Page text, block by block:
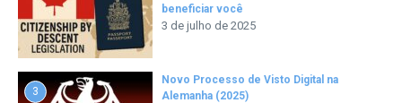
beneficiar você
3 de julho de 2025
3
Novo Processo de Visto Digital na
Alemanha (2025)